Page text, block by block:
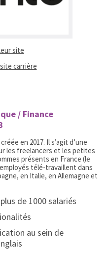
site
carrière(ouvrir dans un nouvel
/ Finance
en 2017. Il s’agit d’une
les freelancers et les petites
présents en France (le
télé-travaillent dans
en Italie, en Allemagne et
de 1000 salariés
au sein de